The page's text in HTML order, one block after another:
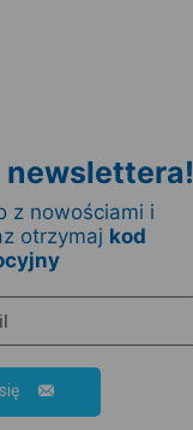
newslettera!
z nowościami i
otrzymaj kod